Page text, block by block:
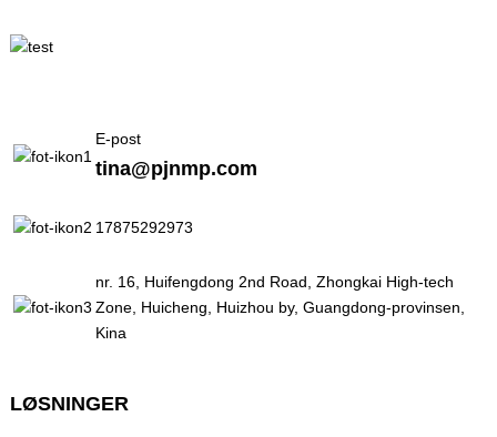
E-post
tina@pjnmp.com
17875292973
nr. 16, Huifengdong 2nd Road, Zhongkai High-tech
Zone, Huicheng, Huizhou by, Guangdong-provinsen,
Kina
LØSNINGER